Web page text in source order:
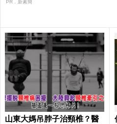
PR．新素簡
山東大媽吊脖子治頸椎？醫